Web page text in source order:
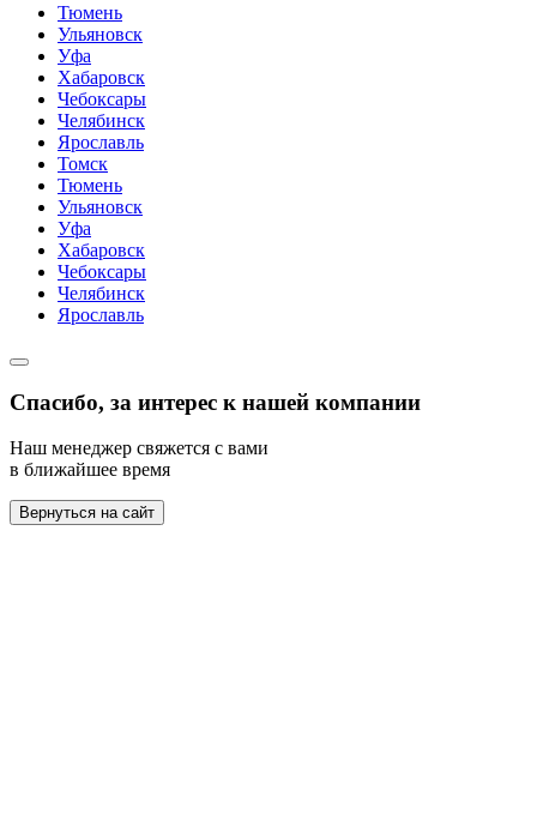
Тюмень
Ульяновск
Уфа
Хабаровск
Чебоксары
Челябинск
Ярославль
Томск
Тюмень
Ульяновск
Уфа
Хабаровск
Чебоксары
Челябинск
Ярославль
Спасибо, за интерес к нашей компании
Наш менеджер свяжется с вами
в ближайшее время
Вернуться на сайт